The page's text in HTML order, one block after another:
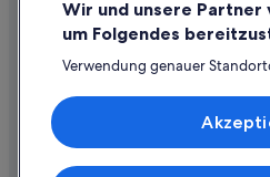
Rückerstattungsdauer
Expedia-Gutschein einlösen
Internationale Reisedokumente
Wir und unsere
um Folgendes
Verwendung genauer
Speichern von oder Zugriff
Endgerät. Personalisierte
von Werbeleistung und der